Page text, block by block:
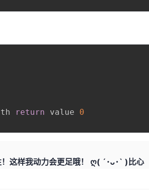
return value 0
这样我动力会更足哦！ ღ( ´･ᴗ･` )比心